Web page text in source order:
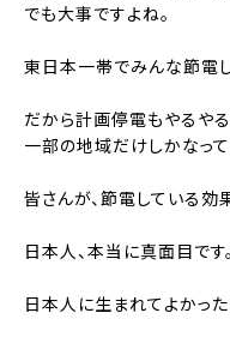
でも大事ですよね。
東日本一帯でみんな節電
だから計画停電もやるやる
一部の地域だけしかなっ
皆さんが、節電している効
日本人、本当に真面目です。
日本人に生まれてよかった